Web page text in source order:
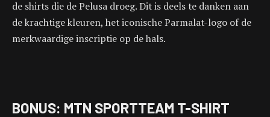
de shirts die de Pelusa droeg. Dit is deels te danken aan
de krachtige kleuren, het iconische Parmalat-logo of de
merkwaardige inscriptie op de hals.
BONUS: MTN SPORTTEAM T-SHIRT